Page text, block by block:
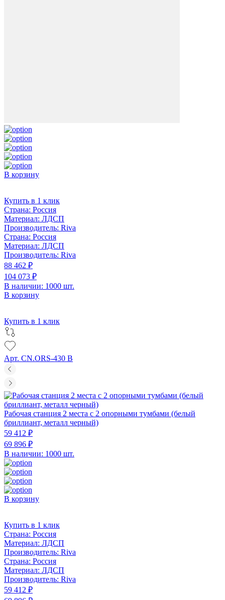
В корзину
Купить в 1 клик
Страна: Россия
Материал: ЛДСП
Производитель: Riva
Страна: Россия
Материал: ЛДСП
Производитель: Riva
88 462 ₽
104 073 ₽
В наличии: 1000 шт.
В корзину
Купить в 1 клик
Арт. CN.ORS-430 B
Рабочая станция 2 места с 2 опорными тумбами (белый
бриллиант, металл черный)
59 412 ₽
69 896 ₽
В наличии: 1000 шт.
В корзину
Купить в 1 клик
Страна: Россия
Материал: ЛДСП
Производитель: Riva
Страна: Россия
Материал: ЛДСП
Производитель: Riva
59 412 ₽